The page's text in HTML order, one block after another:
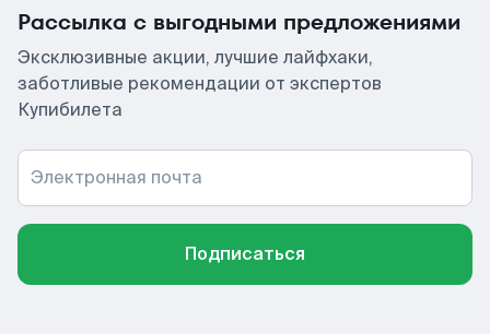
Рассылка с выгодными предложениями
Эксклюзивные акции, лучшие лайфхаки,
заботливые рекомендации от экспертов
Купибилета
Электронная почта
Подписаться